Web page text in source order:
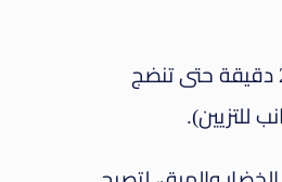
ثم نترك المرق مع الخضار على نار متوسطة إلى عالية لمدة 25 دقيقة حتى تنضج
للتزيين).